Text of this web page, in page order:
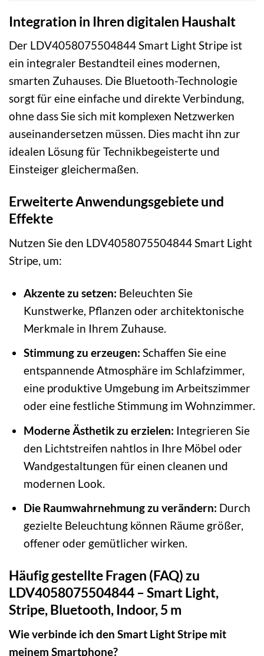
Integration in Ihren digitalen Haushalt
Der LDV4058075504844 Smart Light Stripe ist
ein integraler Bestandteil eines modernen,
smarten Zuhauses. Die Bluetooth-Technologie
sorgt für eine einfache und direkte Verbindung,
ohne dass Sie sich mit komplexen Netzwerken
auseinandersetzen müssen. Dies macht ihn zur
idealen Lösung für Technikbegeisterte und
Einsteiger gleichermaßen.
Erweiterte Anwendungsgebiete und
Effekte
Nutzen Sie den LDV4058075504844 Smart Light
Stripe, um:
Akzente zu setzen: Beleuchten Sie
Kunstwerke, Pflanzen oder architektonische
Merkmale in Ihrem Zuhause.
Stimmung zu erzeugen: Schaffen Sie eine
entspannende Atmosphäre im Schlafzimmer,
eine produktive Umgebung im Arbeitszimmer
oder eine festliche Stimmung im Wohnzimmer.
Moderne Ästhetik zu erzielen: Integrieren Sie
den Lichtstreifen nahtlos in Ihre Möbel oder
Wandgestaltungen für einen cleanen und
modernen Look.
Die Raumwahrnehmung zu verändern: Durch
gezielte Beleuchtung können Räume größer,
offener oder gemütlicher wirken.
Häufig gestellte Fragen (FAQ) zu
LDV4058075504844 – Smart Light,
Stripe, Bluetooth, Indoor, 5 m
Wie verbinde ich den Smart Light Stripe mit
meinem Smartphone?